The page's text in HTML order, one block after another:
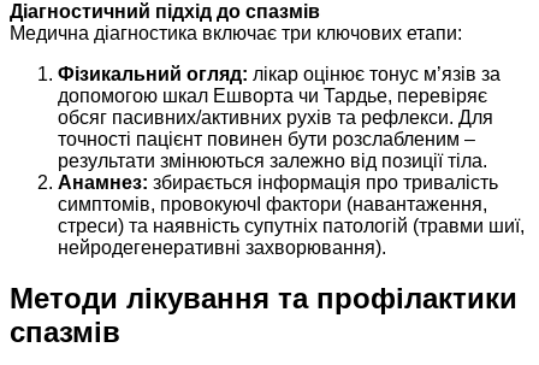
Діагностичний підхід до спазмів
Медична діагностика включає три ключових етапи:
Фізикальний огляд: лікар оцінює тонус м’язів за
допомогою шкал Ешворта чи Тардье, перевіряє
обсяг пасивних/активних рухів та рефлекси. Для
точності пацієнт повинен бути розслабленим –
результати змінюються залежно від позиції тіла.
Анамнез: збирається інформація про тривалість
симптомів, провокуючІ фактори (навантаження,
стреси) та наявність супутніх патологій (травми шиї,
нейродегенеративні захворювання).
Методи лікування та профілактики
спазмів